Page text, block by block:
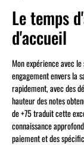
Le temps
d'accueil
Mon expérience avec
engagement envers la
rapidement, avec des
hauteur des notes
de +75 traduit cette
connaissance
paiement et des